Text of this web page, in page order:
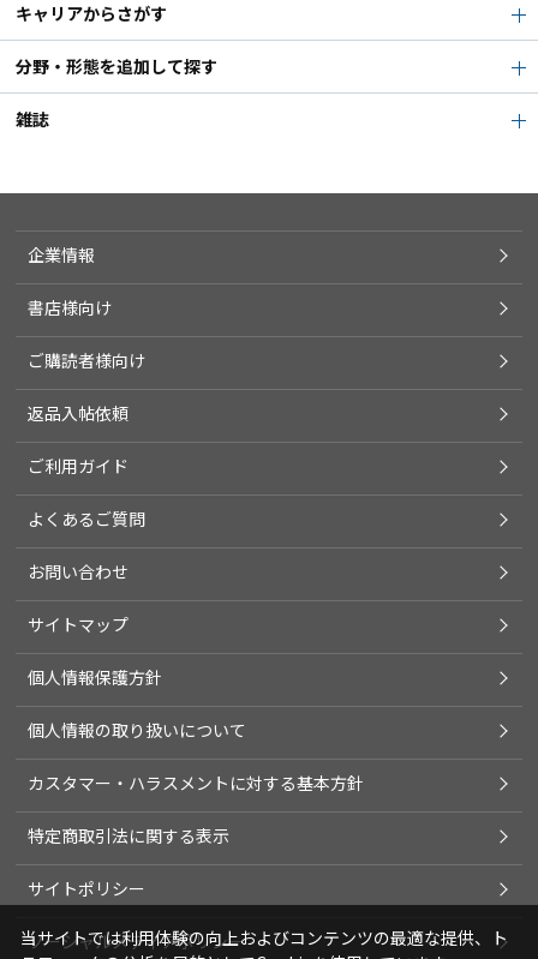
キャリアからさがす
分野・形態を追加して探す
雑誌
企業情報
書店様向け
ご購読者様向け
返品入帖依頼
ご利用ガイド
よくあるご質問
お問い合わせ
サイトマップ
個人情報保護方針
個人情報の取り扱いについて
カスタマー・ハラスメントに対する基本方針
特定商取引法に関する表示
サイトポリシー
ソーシャルメディアポリシー
当サイトでは利用体験の向上およびコンテンツの最適な提供、ト